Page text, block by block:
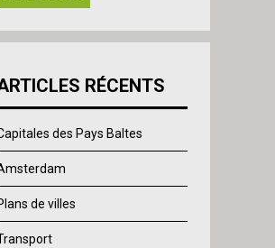
RÉCENTS
des Pays Baltes
de villes